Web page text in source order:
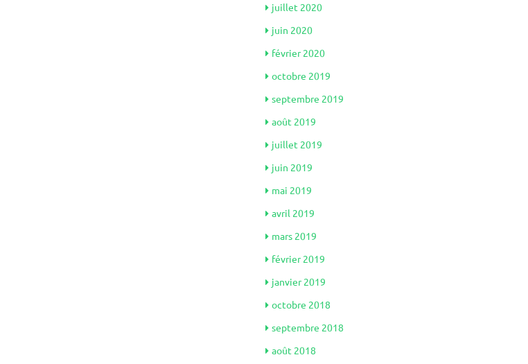
juillet 2020
juin 2020
février 2020
octobre 2019
septembre 2019
août 2019
juillet 2019
juin 2019
mai 2019
avril 2019
mars 2019
février 2019
janvier 2019
octobre 2018
septembre 2018
août 2018